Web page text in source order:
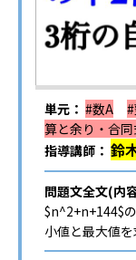
単元： #数A
算と余り・合
指導講師： 鈴
問題文全文(内
$n^2+n+144$
小値と最大値